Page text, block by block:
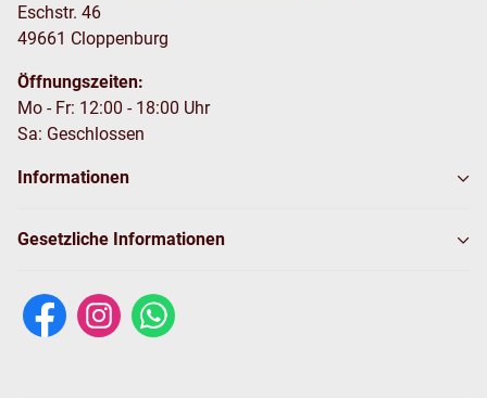
Eschstr. 46
49661 Cloppenburg
Öffnungszeiten:
Mo - Fr: 12:00 - 18:00 Uhr
Sa: Geschlossen
Informationen
Gesetzliche Informationen